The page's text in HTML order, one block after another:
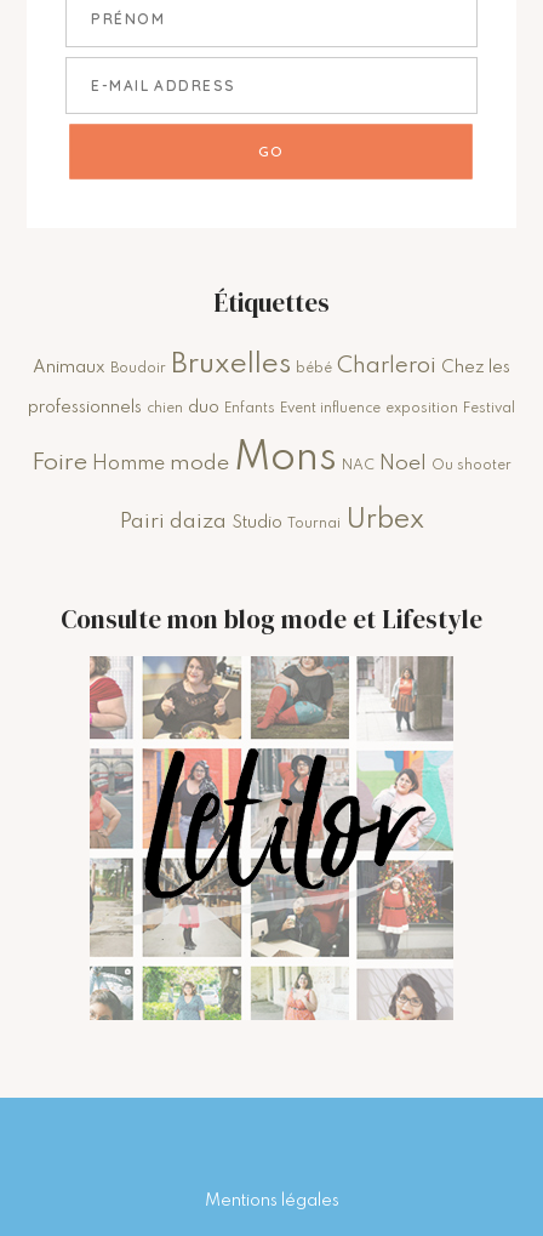
Étiquettes
Animaux Boudoir Bruxelles bébé Charleroi Chez les
professionnels chien duo Enfants Event influence exposition Festival
Foire Homme mode Mons NAC Noel Ou shooter
Pairi daiza Studio Tournai Urbex
Consulte mon blog mode et Lifestyle
Mentions légales